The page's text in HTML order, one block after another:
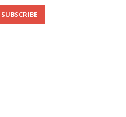
SUBSCRIBE